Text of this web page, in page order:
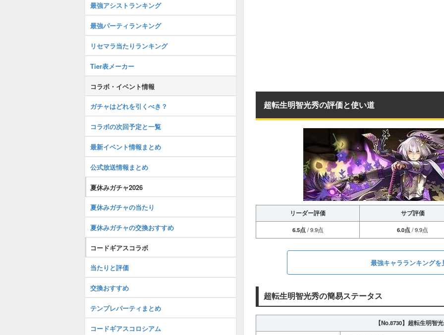
超転生明智光秀の評価と使い道
リーダー評価
サブ評価
6.5点/ 9.9点 6.0点/ 9.9点
最強キャラランキングを
超転生明智光秀の簡易ステータス
【No.8730】 超転生明智
最強アシストランキング
最強パーティランキング
リセマラ当たりランキング
Tier表メーカー
コラボ・イベント情報
ガチャはどれを引くべき？
コラボの次回予定と一覧
最新イベント情報まとめ
公式放送情報まとめ
夏休みガチャ2026
夏休みガチャの当たり
夏休みガチャの交換おすすめ
コードギアスコラボ
当たりと評価
交換おすすめ
テンプレパーティまとめ
コードギアスコロシアム